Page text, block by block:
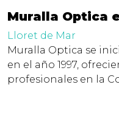
Muralla Optica
Lloret de Mar
Muralla Optica se
en el año 1997,
profesionales en la